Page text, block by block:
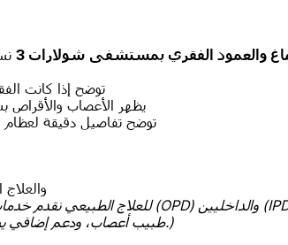
والعمود الفقري بمستشفى شولارات 3
: توضح إذا كانت
: يظهر الأعصاب
: توضح تفاصيل دقيقة لعظام
-
طبيب أعصاب، ودعم إضافي يشمل الإرشادات الغذائية وخدمات الغسيل.)